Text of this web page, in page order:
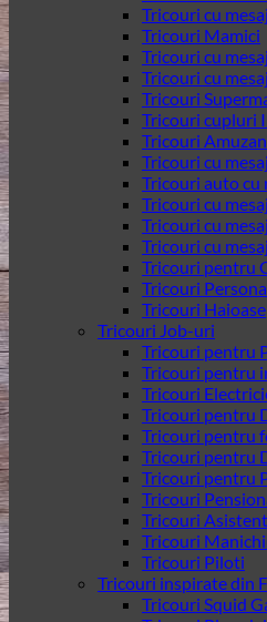
Tricouri cu
Tricouri Mamici
Tricouri cu
Tricouri cu
Tricouri
Tricouri cupluri
Tricouri
Tricouri cu
Tricouri auto cu
Tricouri cu
Tricouri cu
Tricouri cu
Tricouri pentru
Tricouri
Tricouri Haioase
Tricouri Job-uri
Tricouri pentru
Tricouri pentru
Tricouri
Tricouri pentru
Tricouri pentru
Tricouri pentru
Tricouri pentru
Tricouri
Tricouri
Tricouri
Tricouri Piloti
Tricouri inspirate din
Tricouri Squid